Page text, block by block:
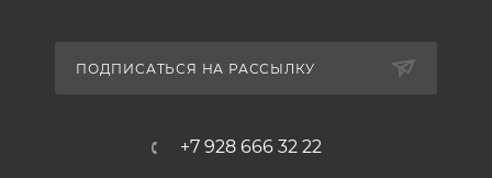
ПОДПИСАТЬСЯ НА РАССЫЛКУ
+7 928 666 32 22